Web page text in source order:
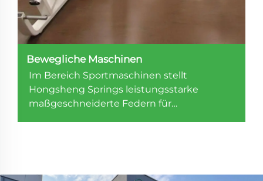
Bewegliche Maschinen
Im Bereich Sportmaschinen stellt
Hongsheng Springs leistungsstarke
maßgeschneiderte Federn für